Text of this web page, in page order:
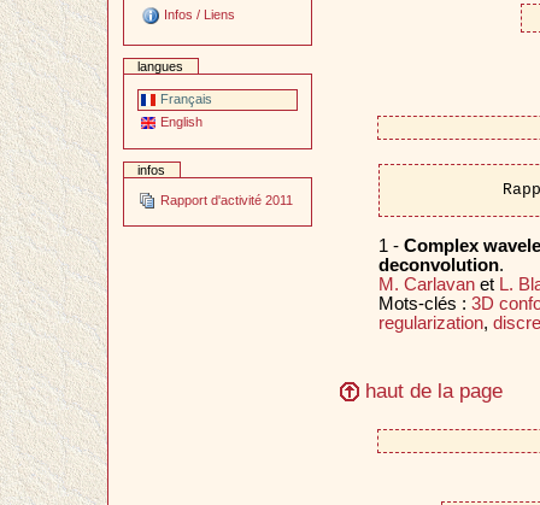
Infos / Liens
langues
Français
English
infos
Rapport d'activité 2011
1 - Complex
deconvolution.
M. Carlavanet L.
Mots-clés : 3D
regularization,
haut de la page